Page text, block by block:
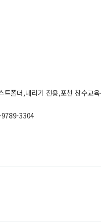
더,내리기 전용,포천 창수교육
9789-3304